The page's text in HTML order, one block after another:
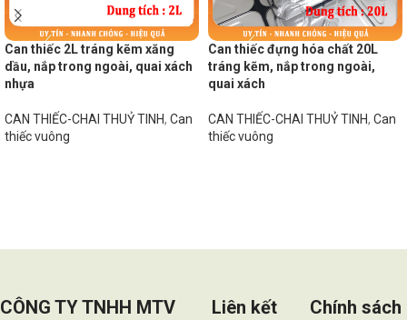
Can thiếc 2L tráng kẽm xăng
dầu, nắp trong ngoài, quai xách
nhựa
CAN THIẾC-CHAI THUỶ TINH, Can
thiếc vuông
Can thiếc đựng hóa chất 20L
tráng kẽm, nắp trong ngoài,
quai xách
CAN THIẾC-CHAI THUỶ TINH, Can
thiếc vuông
CÔNG TY TNHH MTV
Liên kết
Chính sách